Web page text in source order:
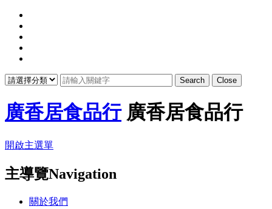
Search Close
廣香居食品行 廣香居食品行
開啟主選單
主導覽Navigation
關於我們